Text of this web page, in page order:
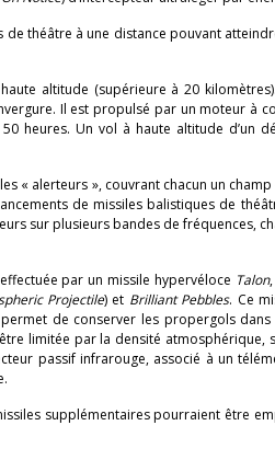
théâtre à une distance pouvant
altitude (supérieure à 20
Il est propulsé par un moteur à
heures. Un vol à haute altitude d’un
« alerteurs », couvrant chacun un
de missiles balistiques de
sur plusieurs bandes de fréquences,
par un missile hypervéloce Talon
Projectile) et Brilliant Pebbles. Ce
de conserver les propergols
limitée par la densité atmosphérique,
passif infrarouge, associé à un
supplémentaires pourraient être